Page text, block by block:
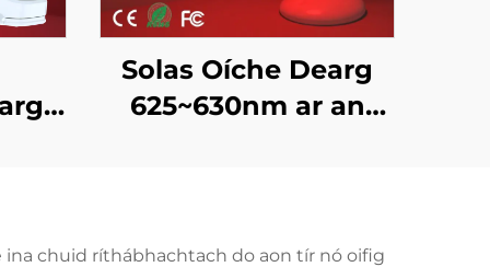
Solas Oíche Dearg
625~630nm ar an
Luchtaithe trí USB-C
ina chuid ríthábhachtach do aon tír nó oifig